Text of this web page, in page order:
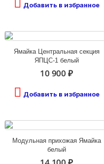
Добавить в избранное
Ямайка Центральная секция
ЯПЦС-1 белый
10 900 ₽
Добавить в избранное
Модульная прихожая Ямайка
белый